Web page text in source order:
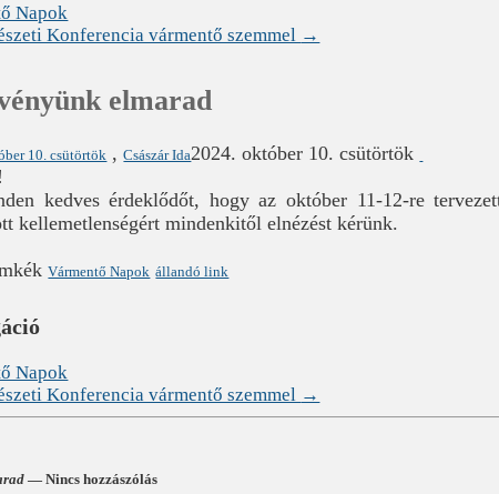
Napok
Konferencia vármentő szemmel →
elmarad
10. csütörtök ,Császár Ida2024. október 10. csütörtök
kedves érdeklődőt, hogy az október 11-12-re
kellemetlenségért mindenkitől elnézést kérünk.
Vármentő Napok állandó link
Napok
Konferencia vármentő szemmel →
— Nincs hozzászólás